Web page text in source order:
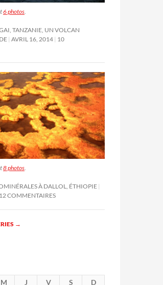
6 photos.
TANZANIE, UN VOLCAN
AVRIL 16, 2014 10
8 photos
À DALLOL, ÉTHIOPIE
12 COMMENTAIRES
→
M J V S
D